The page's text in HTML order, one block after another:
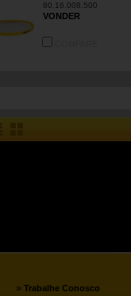
80.16.008.500
VONDER
» Trabalhe Conosco